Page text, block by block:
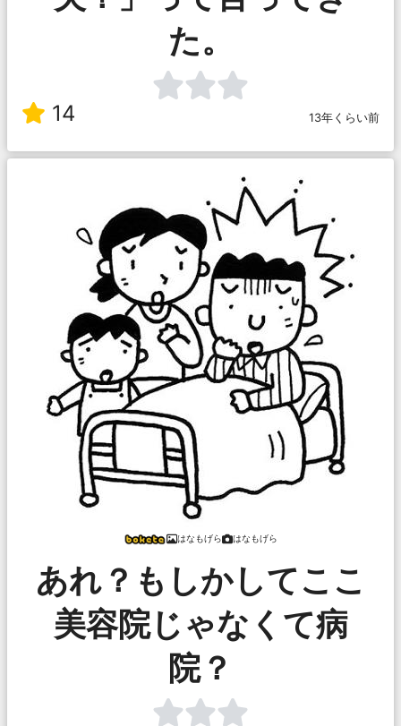
た。
14 13年くらい前
はなもげら はなもげら
あれ？もしかしてここ
美容院じゃなくて病
院？